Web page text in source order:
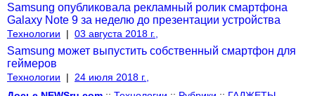
Samsung опубликовала рекламный ролик смартфона
Galaxy Note 9 за неделю до презентации устройства
Технологии | 03 августа 2018 г.,
Samsung может выпустить собственный смартфон для
геймеров
Технологии |
24 июля 2018 г.,